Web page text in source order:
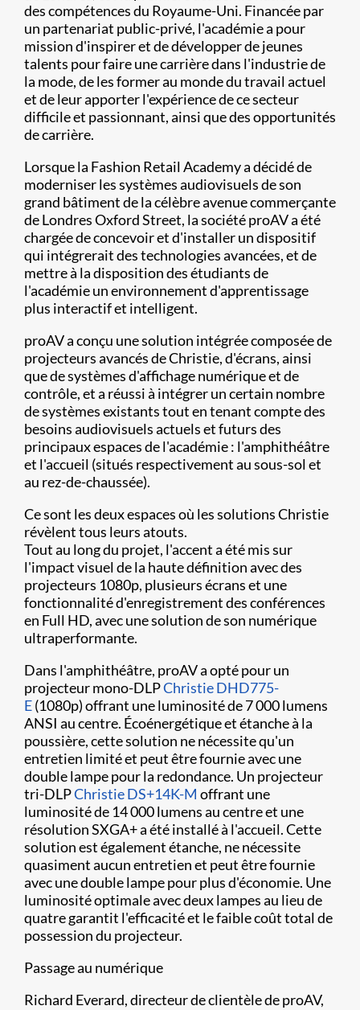
des compétences du Royaume-Uni. Financée par
un partenariat public-privé, l'académie a pour
mission d'inspirer et de développer de jeunes
talents pour faire une carrière dans l'industrie de
la mode, de les former au monde du travail actuel
et de leur apporter l'expérience de ce secteur
difficile et passionnant, ainsi que des opportunités
de carrière.
Lorsque la Fashion Retail Academy a décidé de
moderniser les systèmes audiovisuels de son
grand bâtiment de la célèbre avenue commerçante
de Londres Oxford Street, la société proAV a été
chargée de concevoir et d'installer un dispositif
qui intégrerait des technologies avancées, et de
mettre à la disposition des étudiants de
l'académie un environnement d'apprentissage
plus interactif et intelligent.
proAV a conçu une solution intégrée composée de
projecteurs avancés de Christie, d'écrans, ainsi
que de systèmes d'affichage numérique et de
contrôle, et a réussi à intégrer un certain nombre
de systèmes existants tout en tenant compte des
besoins audiovisuels actuels et futurs des
principaux espaces de l'académie : l'amphithéâtre
et l'accueil (situés respectivement au sous-sol et
au rez-de-chaussée).
Ce sont les deux espaces où les solutions Christie
révèlent tous leurs atouts.
Tout au long du projet, l'accent a été mis sur
l'impact visuel de la haute définition avec des
projecteurs 1080p, plusieurs écrans et une
fonctionnalité d'enregistrement des conférences
en Full HD, avec une solution de son numérique
ultraperformante.
Dans l'amphithéâtre, proAV a opté pour un
projecteur mono-DLPChristie DHD775-
E(1080p) offrant une luminosité de 7 000 lumens
ANSI au centre. Écoénergétique et étanche à la
poussière, cette solution ne nécessite qu'un
entretien limité et peut être fournie avec une
double lampe pour la redondance. Un projecteur
tri-DLPChristie DS+14K-M offrant une
luminosité de 14 000 lumens au centre et une
résolution SXGA+ a été installé à l'accueil. Cette
solution est également étanche, ne nécessite
quasiment aucun entretien et peut être fournie
avec une double lampe pour plus d'économie. Une
luminosité optimale avec deux lampes au lieu de
quatre garantit l'efficacité et le faible coût total de
possession du projecteur.
Passage au numérique
Richard Everard, directeur de clientèle de proAV,